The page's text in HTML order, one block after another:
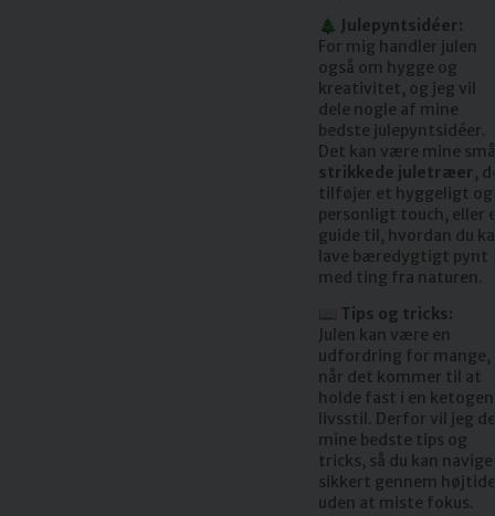
🎄 Julepyntsidéer:
For mig handler julen
også om hygge og
kreativitet, og jeg vil
dele nogle af mine
bedste julepyntsidéer.
Det kan være mine små
strikkede juletræer ,
tilføjer et hyggeligt og
personligt touch, eller
guide til, hvordan du
lave bæredygtigt pynt
med ting fra naturen.
📖 Tips og tricks:
Julen kan være en
udfordring for mange,
når det kommer til at
holde fast i en ketogen
livsstil. Derfor vil jeg
mine bedste tips og
tricks, så du kan
sikkert gennem
uden at miste fokus.